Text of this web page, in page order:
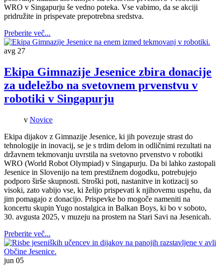
WRO v Singapurju še vedno poteka. Vse vabimo, da se akciji
pridružite in prispevate prepotrebna sredstva.
Preberite več...
avg 27
Ekipa Gimnazije Jesenice zbira donacije
za udeležbo na svetovnem prvenstvu v
robotiki v Singapurju
v Novice
Ekipa dijakov z Gimnazije Jesenice, ki jih povezuje strast do
tehnologije in inovacij, se je s trdim delom in odličnimi rezultati na
državnem tekmovanju uvrstila na svetovno prvenstvo v robotiki
WRO (World Robot Olympiad) v Singapurju. Da bi lahko zastopali
Jesenice in Slovenijo na tem prestižnem dogodku, potrebujejo
podporo širše skupnosti. Stroški poti, nastanitve in kotizacij so
visoki, zato vabijo vse, ki želijo prispevati k njihovemu uspehu, da
jim pomagajo z donacijo. Prispevke bo mogoče nameniti na
koncertu skupin Yugo nostalgica in Balkan Boys, ki bo v soboto,
30. avgusta 2025, v muzeju na prostem na Stari Savi na Jesenicah.
Preberite več...
jun 05